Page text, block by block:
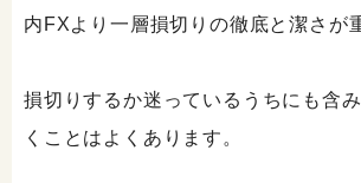
内FXより一層損切りの徹底と潔さが
損切りするか迷っているうちにも含
くことはよくあります。